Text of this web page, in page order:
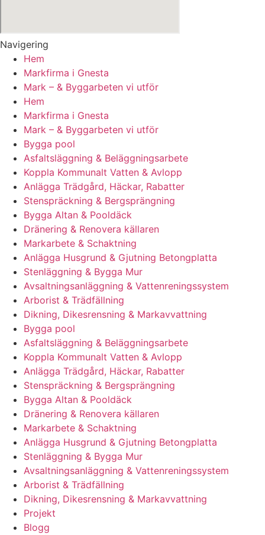
Navigering
Hem
Markfirma i Gnesta
Mark – & Byggarbeten vi utför
Hem
Markfirma i Gnesta
Mark – & Byggarbeten vi utför
Bygga pool
Asfaltsläggning & Beläggningsarbete
Koppla Kommunalt Vatten & Avlopp
Anlägga Trädgård, Häckar, Rabatter
Stenspräckning & Bergsprängning
Bygga Altan & Pooldäck
Dränering & Renovera källaren
Markarbete & Schaktning
Anlägga Husgrund & Gjutning Betongplatta
Stenläggning & Bygga Mur
Avsaltningsanläggning & Vattenreningssystem
Arborist & Trädfällning
Dikning, Dikesrensning & Markavvattning
Bygga pool
Asfaltsläggning & Beläggningsarbete
Koppla Kommunalt Vatten & Avlopp
Anlägga Trädgård, Häckar, Rabatter
Stenspräckning & Bergsprängning
Bygga Altan & Pooldäck
Dränering & Renovera källaren
Markarbete & Schaktning
Anlägga Husgrund & Gjutning Betongplatta
Stenläggning & Bygga Mur
Avsaltningsanläggning & Vattenreningssystem
Arborist & Trädfällning
Dikning, Dikesrensning & Markavvattning
Projekt
Blogg